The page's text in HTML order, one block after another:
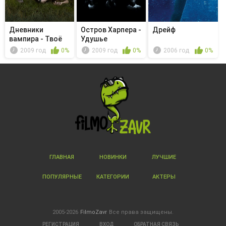
Дневники
вампира - Твоё
сердце со мной
2009 год 0%
Остров Харпера -
Удушье
2009 год 0%
Дрейф
2006 год 0%
ГЛАВНАЯ НОВИНКИ ЛУЧШИЕ
ПОПУЛЯРНЫЕ КАТЕГОРИИ АКТЕРЫ
2005-2026 FilmoZavr Все права защищены.
РЕГИСТРАЦИЯ ВХОД ОБРАТНАЯ СВЯЗЬ